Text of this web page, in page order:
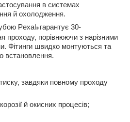
в системах
й охолодження.
Pexal ® гарантує 30-
проходу, порівнюючи з нарізними
. Фітинги швидко монтуються та
встановлення.
, завдяки повному проходу
й окисних процесів;